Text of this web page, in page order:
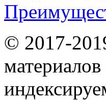
© 2017-
материалов